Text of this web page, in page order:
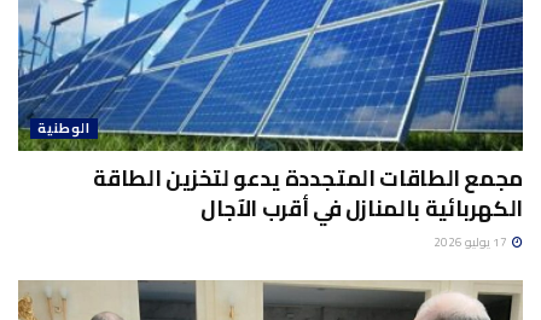
الوطنية
مجمع الطاقات المتجددة يدعو لتخزين الطاقة
الكهربائية بالمنازل في أقرب الآجال